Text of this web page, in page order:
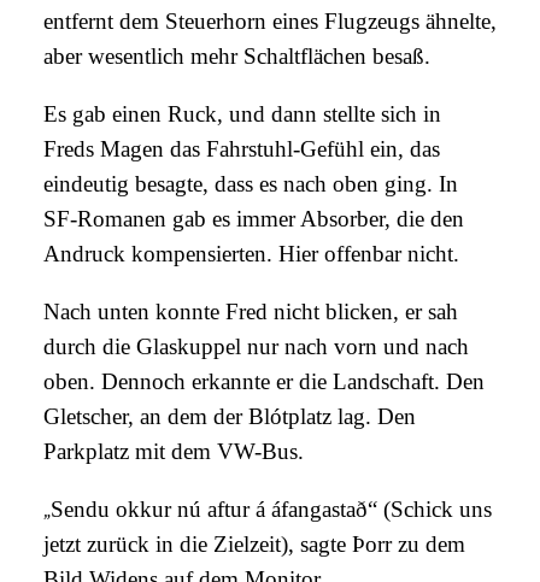
entfernt dem Steuerhorn eines Flugzeugs ähnelte,
aber wesentlich mehr Schaltflächen besaß.
Es gab einen Ruck, und dann stellte sich in
Freds Magen das Fahrstuhl-Gefühl ein, das
eindeutig besagte, dass es nach oben ging. In
SF-Romanen gab es immer Absorber, die den
Andruck kompensierten. Hier offenbar nicht.
Nach unten konnte Fred nicht blicken, er sah
durch die Glaskuppel nur nach vorn und nach
oben. Dennoch erkannte er die Landschaft. Den
Gletscher, an dem der Blótplatz lag. Den
Parkplatz mit dem VW-Bus.
„Sendu okkur nú aftur á áfangastað“ (Schick uns
jetzt zurück in die Zielzeit), sagte Þorr zu dem